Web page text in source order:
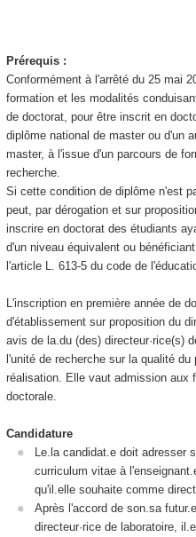
Prérequis :
Conformément à l'arrêté du 25 mai
formation et les modalités
de doctorat, pour être inscrit en
diplôme national de master ou d'un
master, à l'issue d'un parcours de
recherche.
Si cette condition de diplôme n'est
peut, par dérogation et sur
inscrire en doctorat des étudiants
d'un niveau équivalent ou
l'article L. 613-5 du code de
L'inscription en première année de
d'établissement sur proposition du
avis de la.du (des) directeur·rice(s)
l'unité de recherche sur la qualité
réalisation. Elle vaut admission aux
doctorale.
Candidature
Le.la candidat.e doit adresser
curriculum vitae à
qu'il.elle souhaite comme
Après l'accord de son.sa
directeur·rice de laboratoire,